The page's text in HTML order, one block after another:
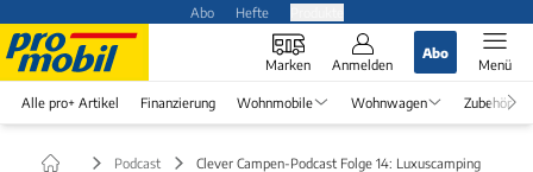
Abo Hefte
Marken Anmelden
Abo
Menü
Alle pro+ Artikel Finanzierung Wohnmobile Wohnwagen Zubehör
Podcast Clever Campen-Podcast Folge 14: Luxuscamping